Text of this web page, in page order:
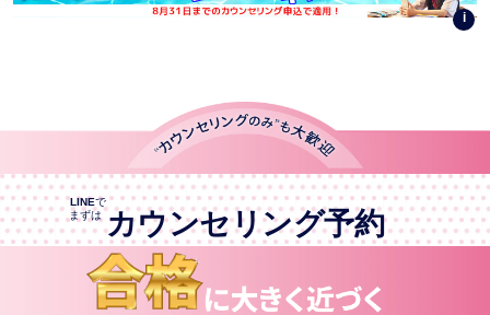
i
LINEで
まずは カウンセリング予約